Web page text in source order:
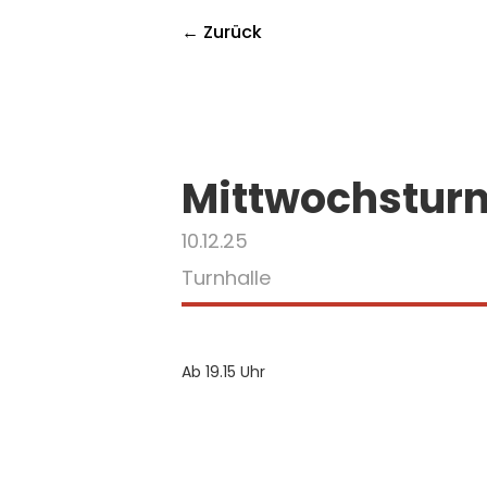
← Zurück
10.12.25
Turnhalle
Ab 19.15 Uhr